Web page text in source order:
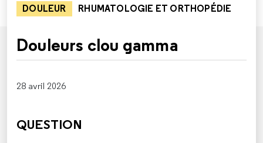
DOULEUR RHUMATOLOGIE ET ORTHOPÉDIE
Douleurs clou gamma
28 avril 2026
QUESTION